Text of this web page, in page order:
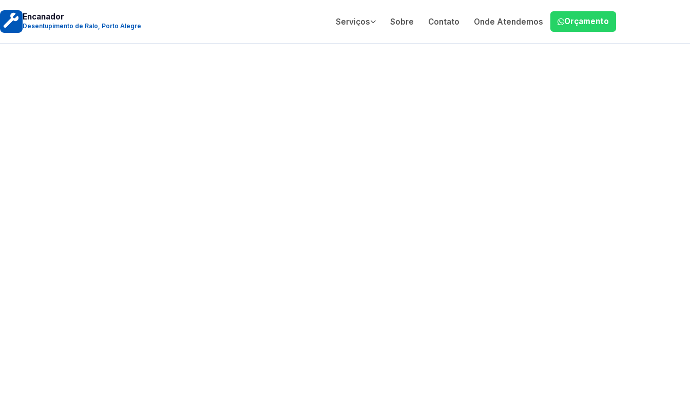
Encanador
Desentupimento de Ralo, Porto Alegre Serviços Sobre Contato Onde Atendemos Orçamento